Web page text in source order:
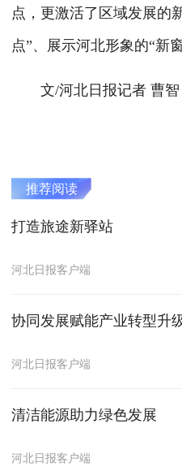
点，更激活了区域发展的
点”、展示河北形象的“新窗
文/河北日报记者 曹智
推荐阅读
打造旅途新驿站
河北日报客户端
协同发展赋能产业转型升
河北日报客户端
清洁能源助力绿色发展
河北日报客户端